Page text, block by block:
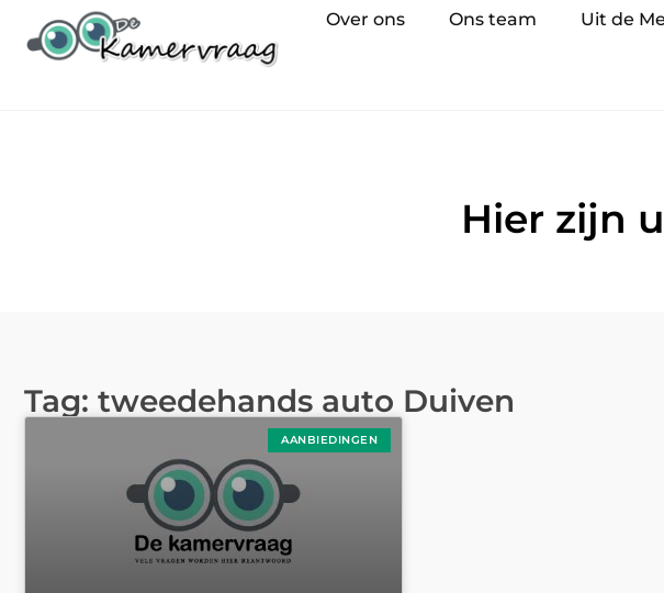
Over ons Ons team Uit de
Hier zijn
Tag: tweedehands auto Duiven
AANBIEDINGEN